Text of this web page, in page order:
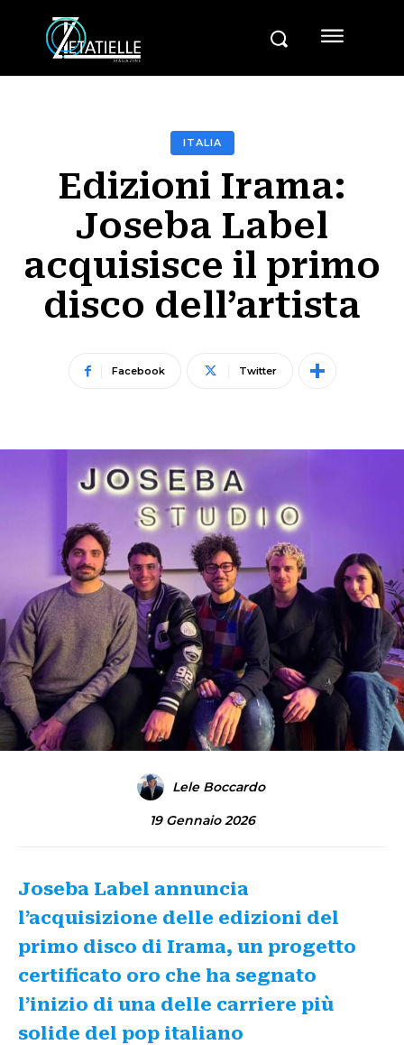
ITALIA
Edizioni Irama:
Joseba Label
acquisisce il primo
disco dell’artista
Facebook Twitter
Lele Boccardo
19 Gennaio 2026
Joseba Label annuncia
l’acquisizione delle edizioni del
primo disco di Irama, un progetto
certificato oro che ha segnato
l’inizio di una delle carriere più
solide del pop italiano